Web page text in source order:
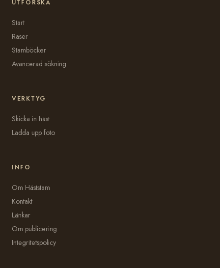
UTFORSKA
Start
Raser
Stamböcker
Avancerad sökning
VERKTYG
Skicka in häst
Ladda upp foto
INFO
Om Häststam
Kontakt
Länkar
Om publicering
Integritetspolicy